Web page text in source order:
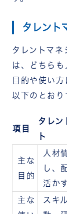
タレント
タレントマネ
は、どちらも
目的や使い方
以下のとおり
項目
タレン
ト
主な
目的
人材
し、
活か
主な
スキ